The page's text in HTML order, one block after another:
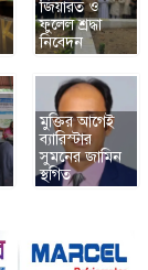
জিয়ারত ও
ফুলেল শ্রদ্ধা
নিবেদন
মুক্তির আগেই
ব্যারিস্টার
সুমনের জামিন
স্থগিত